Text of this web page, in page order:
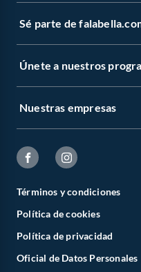
Sé parte de
Únete a nuestros
Nuestras empresas
Términos y condiciones
Política de cookies
Política de privacidad
Oficial de Datos Personales